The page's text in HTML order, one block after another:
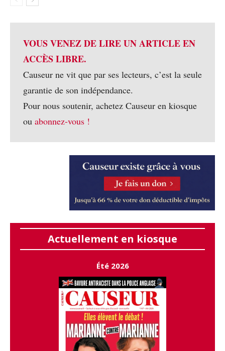
VOUS VENEZ DE LIRE UN ARTICLE EN
ACCÈS LIBRE.
Causeur ne vit que par ses lecteurs, c’est la seule
garantie de son indépendance.
Pour nous soutenir, achetez Causeur en kiosque
ou abonnez-vous !
Actuellement en kiosque
Été 2026